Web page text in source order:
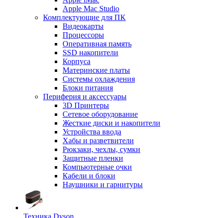
Apple Mac Studio
Комплектующие для ПК
Видеокарты
Процессоры
Оперативная память
SSD накопители
Корпуса
Материнские платы
Системы охлаждения
Блоки питания
Периферия и аксессуары
3D Принтеры
Сетевое оборудование
Жесткие диски и накопители
Устройства ввода
Хабы и разветвители
Рюкзаки, чехлы, сумки
Защитные пленки
Компьютерные очки
Кабели и блоки
Наушники и гарнитуры
Техника Dyson